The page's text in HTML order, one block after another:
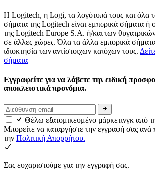
Η Logitech, η Logi, τα λογότυπά τους και όλα
σήματα της Logitech είναι εμπορικά σήματα ή
της Logitech Europe S.A. ή/και των
σε άλλες χώρες. Όλα τα άλλα εμπορικά
ιδιοκτησία των αντίστοιχων κατόχων τους.
σήματα
Εγγραφείτε για να λάβετε την ειδική
αποκλειστικά προνόμια.
Θέλω εξατομικευμένο μάρκετινγκ από
Μπορείτε να καταργήστε την εγγραφή σας ανά
την Πολιτική Απορρήτου.
Σας ευχαριστούμε για την εγγραφή σας.